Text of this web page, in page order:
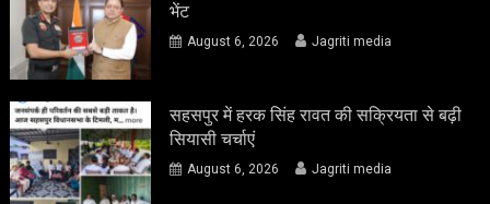
भेंट
August 6, 2026 Jagriti media
सहसपुर में हरक सिंह रावत की सक्रियता से बढ़ी
सियासी चर्चाएं
August 6, 2026 Jagriti media